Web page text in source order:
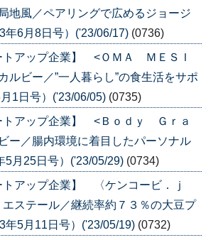
地風／ペアリングで広めるジョージ
年6月8日号）('23/06/17) (0736)
トアップ企業】 <ＯＭＡ ＭＥＳＩ
ルビー／”一人暮らし”の食生活をサポ
1日号）('23/06/05) (0735)
トアップ企業】 <Ｂｏｄｙ Ｇｒａ
ー／腸内環境に着目したパーソナル
5月25日号）('23/05/29) (0734)
トアップ企業】 〈ケンコービ．ｊ
ステール／継続率約７３％の大豆プ
年5月11日号）('23/05/19) (0732)